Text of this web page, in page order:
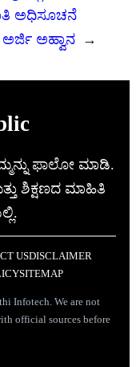
ಅಧಿಸೂಚನೆ
ಅರ್ಜಿ ಅಹ್ವಾನ →
ಫಾಲೋ ಮಾಡಿ.
ಶಿಕ್ಷಣದ ಮಾಹಿತಿ
USDISCLAIMER
SITEMAP
Infotech. We are not
official sources before